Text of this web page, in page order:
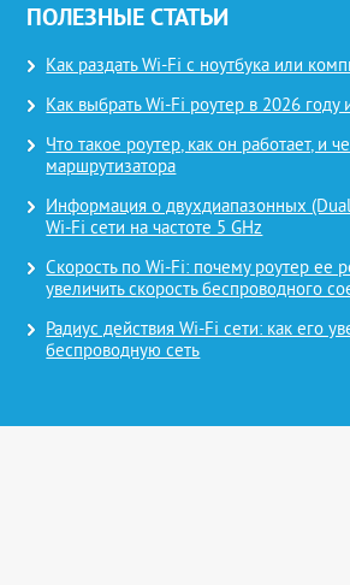
ПОЛЕЗНЫЕ СТАТЬИ
Как раздать Wi-Fi с ноутбука или
Как выбрать Wi-Fi роутер в 2026 году
Что такое роутер, как он работает, и
маршрутизатора
Информация о двухдиапазонных
Wi-Fi сети на частоте 5 GHz
Скорость по Wi-Fi: почему роутер ее
увеличить скорость беспроводного
Радиус действия Wi-Fi сети: как его
беспроводную сеть